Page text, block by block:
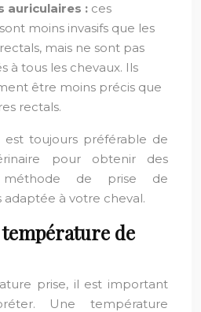
auriculaires : ces
moins invasifs que les
mais ne sont pas
à tous les chevaux. Ils
être moins précis que
rectals.
est toujours préférable de
pour obtenir des
de prise de
à votre cheval.
de
prise, il est important
Une température